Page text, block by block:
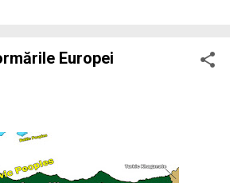
romani ( cives Romani ) în
– ne permite să măsurăm cu
ritmul procesului de rom...
Europei